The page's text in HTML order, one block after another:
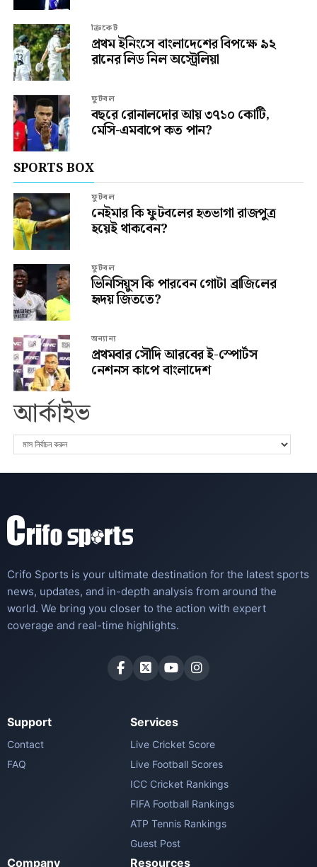
ক্রিকেট
প্রথম ইনিংসে বাংলাদেশের বিপক্ষে ৯২
রানের লিড নিল অস্ট্রেলিয়া
ফুটবল
বছরে রোনালদোর আয় ৩৭১০ কোটি,
মেসি-এমবাপে কত পান?
SPORTS BOX
ফুটবল
নেইমার কি ফুটবলের হতভাগা রাজপুত্র
হয়েই থাকবেন?
ফুটবল
ভিনিসিয়ুস কি পারবেন গোটা ব্রাজিলের
হৃদয় জিততে?
অন্যান্য
প্রথমবার সৌদি আরবের ই-স্পোর্টস
নেশনস কাপে বাংলাদেশ
আর্কাইভ
Crifo Sports is your ultimate destination for the latest sports
news, updates, and in-depth analysis from around the
world. We bring you closer to the action with expert
coverage and real-time highlights.
Support
Contact
FAQ
Services
Live Cricket Score
Live Football Scores
ICC Cricket Rankings
FIFA Football Rankings
ATP Tennis Rankings
Guest Post
Company Resources